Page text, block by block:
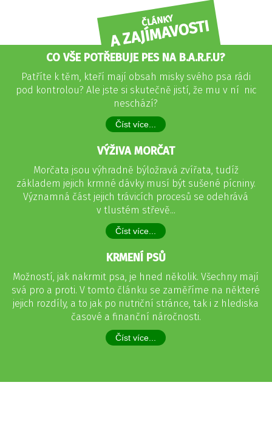
ČLÁNKY
A ZAJÍMAVOSTI
CO VŠE POTŘEBUJE PES NA B.A.R.F.U?
Patříte k těm, kteří mají obsah misky svého psa rádi
pod kontrolou? Ale jste si skutečně jistí, že mu v ní nic
neschází?
Číst více...
VÝŽIVA MORČAT
Morčata jsou výhradně býložravá zvířata, tudíž
základem jejich krmné dávky musí být sušené pícniny.
Významná část jejich trávicích procesů se odehrává
v tlustém střevě...
Číst více...
KRMENÍ PSŮ
Možností, jak nakrmit psa, je hned několik. Všechny mají
svá pro a proti. V tomto článku se zaměříme na některé
jejich rozdíly, a to jak po nutriční stránce, tak i z hlediska
časové a finanční náročnosti.
Číst více...